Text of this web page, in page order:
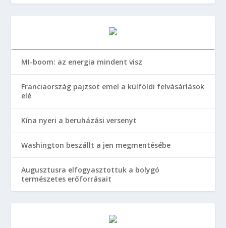
MI-boom: az energia mindent visz
Franciaország pajzsot emel a külföldi felvásárlások
elé
Kína nyeri a beruházási versenyt
Washington beszállt a jen megmentésébe
Augusztusra elfogyasztottuk a bolygó
természetes erőforrásait